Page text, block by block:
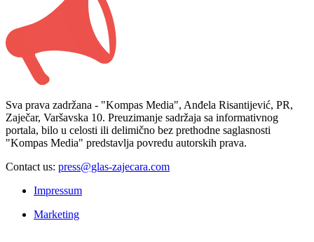
Sva prava zadržana - "Kompas Media", Anđela Risantijević, PR,
Zaječar, Varšavska 10. Preuzimanje sadržaja sa informativnog
portala, bilo u celosti ili delimično bez prethodne saglasnosti
"Kompas Media" predstavlja povredu autorskih prava.
Contact us: press@glas-zajecara.com
Impressum
Marketing